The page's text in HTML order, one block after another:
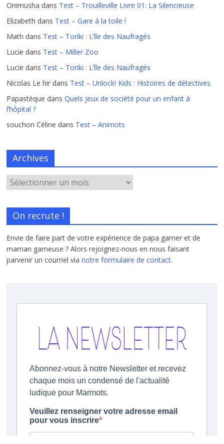
Onimusha dans Test – Trouilleville Livre 01: La Silencieuse
Elizabeth dans Test – Gare à la toile !
Math dans Test – Toriki : L’île des Naufragés
Lucie dans Test – Miller Zoo
Lucie dans Test – Toriki : L’île des Naufragés
Nicolas Le hir dans Test – Unlock! Kids : Histoires de détectives
Papastèque dansQuels jeux de société pour un enfant à
l’hôpital ?
souchon Céline dans Test – Animots
Archives
On recrute !
Envie de faire part de votre expérience de papa gamer et de
maman gameuse ? Alors rejoignez-nous en nous faisant
parvenir un courriel vianotre formulaire de contact.